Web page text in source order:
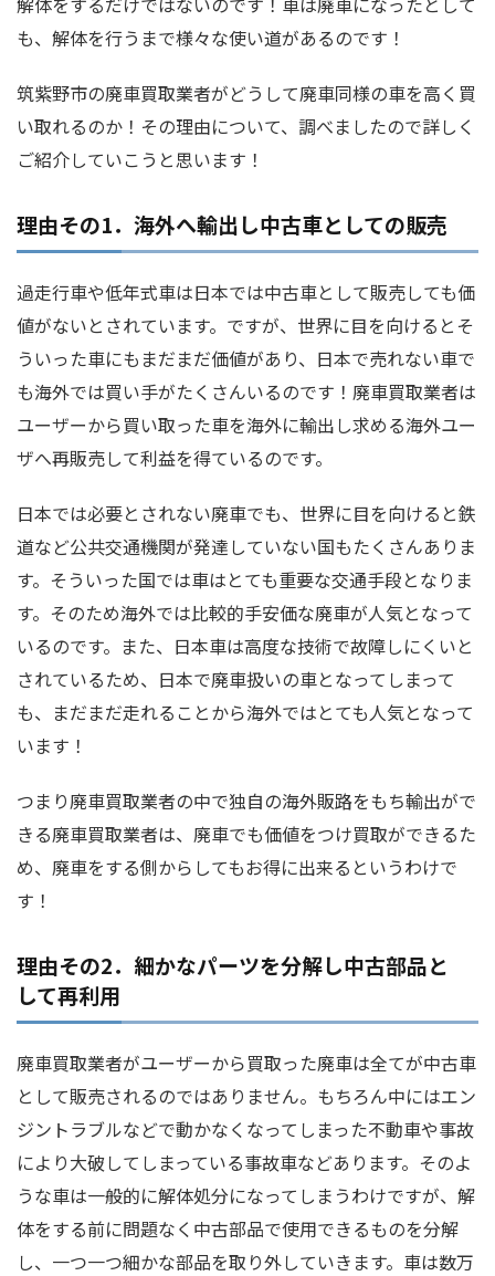
も、解体を行うまで様々な使い道があるのです！
筑紫野市の廃車買取業者がどうして廃車同様の車を高く買
い取れるのか！その理由について、調べましたので詳しく
ご紹介していこうと思います！
理由その1．海外へ輸出し中古車としての販売
過走行車や低年式車は日本では中古車として販売しても価
値がないとされています。ですが、世界に目を向けるとそ
ういった車にもまだまだ価値があり、日本で売れない車で
も海外では買い手がたくさんいるのです！廃車買取業者は
ユーザーから買い取った車を海外に輸出し求める海外ユー
ザへ再販売して利益を得ているのです。
日本では必要とされない廃車でも、世界に目を向けると鉄
道など公共交通機関が発達していない国もたくさんありま
す。そういった国では車はとても重要な交通手段となりま
す。そのため海外では比較的手安価な廃車が人気となって
いるのです。また、日本車は高度な技術で故障しにくいと
されているため、日本で廃車扱いの車となってしまって
も、まだまだ走れることから海外ではとても人気となって
います！
つまり廃車買取業者の中で独自の海外販路をもち輸出がで
きる廃車買取業者は、廃車でも価値をつけ買取ができるた
め、廃車をする側からしてもお得に出来るというわけで
す！
理由その2．細かなパーツを分解し中古部品と
して再利用
廃車買取業者がユーザーから買取った廃車は全てが中古車
として販売されるのではありません。もちろん中にはエン
ジントラブルなどで動かなくなってしまった不動車や事故
により大破してしまっている事故車などあります。そのよ
うな車は一般的に解体処分になってしまうわけですが、解
体をする前に問題なく中古部品で使用できるものを分解
し、一つ一つ細かな部品を取り外していきます。車は数万